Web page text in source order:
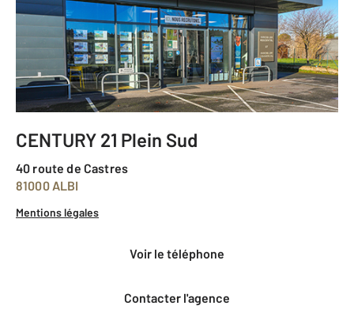
CENTURY 21 Plein Sud
40 route de Castres
81000 ALBI
Mentions légales
voir le téléphone
Contacter l'agence